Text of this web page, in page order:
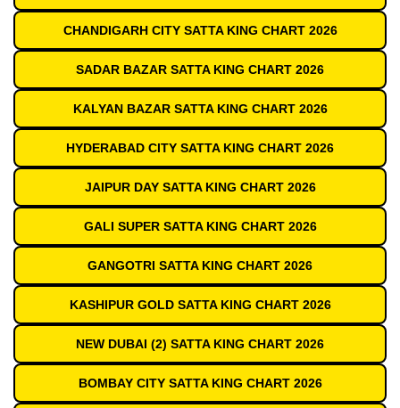
CHANDIGARH CITY SATTA KING CHART 2026
SADAR BAZAR SATTA KING CHART 2026
KALYAN BAZAR SATTA KING CHART 2026
HYDERABAD CITY SATTA KING CHART 2026
JAIPUR DAY SATTA KING CHART 2026
GALI SUPER SATTA KING CHART 2026
GANGOTRI SATTA KING CHART 2026
KASHIPUR GOLD SATTA KING CHART 2026
NEW DUBAI (2) SATTA KING CHART 2026
BOMBAY CITY SATTA KING CHART 2026